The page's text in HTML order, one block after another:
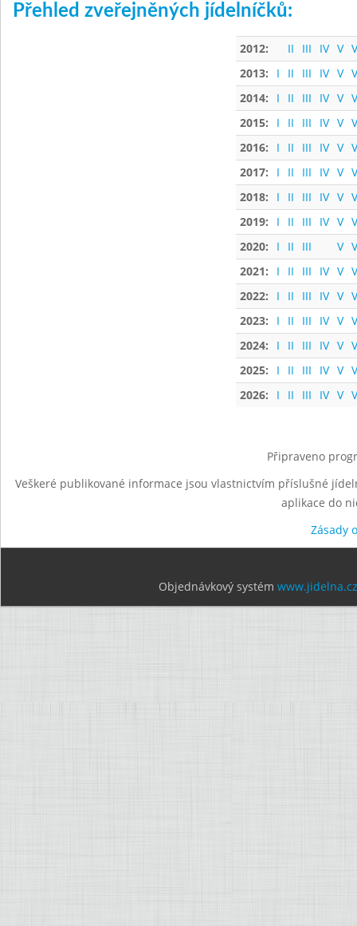
Přehled zveřejněných jídelníčků:
2012: II III IV V
2013:
I II III IV V
2014:
I II III IV V
2015:
I II III IV V
2016:
I II III IV V
2017:
I II III IV V
2018:
I II III IV V
2019:
I II III IV V
2020:
I II III V
2021:
I II III IV V
2022:
I II III IV V
2023:
I II III IV V
2024:
I II III IV V
2025:
I II III IV V
2026:
I II III IV V
Připraveno
Veškeré publikované informace jsou vlastnictvím příslušné
aplikace do
Zásady
Objednávkový systém www.jidelna.cz